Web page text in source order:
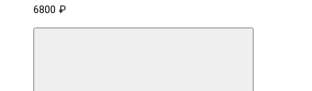
6800 ₽